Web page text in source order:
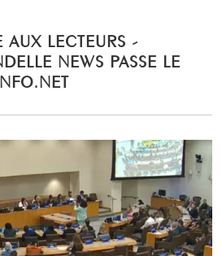
LECTEURS -
NEWS PASSE LE